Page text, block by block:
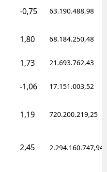
-0,75 63.190.488,98
1,80 68.184.250,48
1,73 21.693.762,43
-1,06 17.151.003,52
1,19 720.200.219,25
2,45 2.294.160.747,94